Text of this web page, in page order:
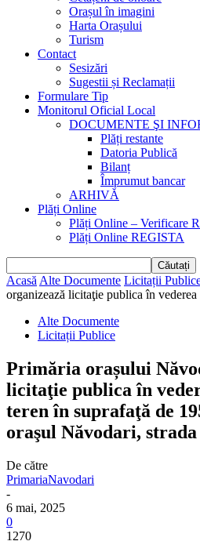
Orașul în imagini
Harta Orașului
Turism
Contact
Sesizări
Sugestii și Reclamații
Formulare Tip
Monitorul Oficial Local
DOCUMENTE ŞI
Plăți restante
Datoria Publică
Bilanț
Împrumut bancar
ARHIVĂ
Plăți Online
Plăți Online – Verificare
Plăți Online REGISTA
Acasă Alte Documente Licitații
organizează licitaţie publica în
Alte Documente
Licitații Publice
Primăria orașului
licitaţie publica în
teren în suprafaţă de
oraşul Năvodari,
De către
PrimariaNavodari
-
6 mai, 2025
0
1270